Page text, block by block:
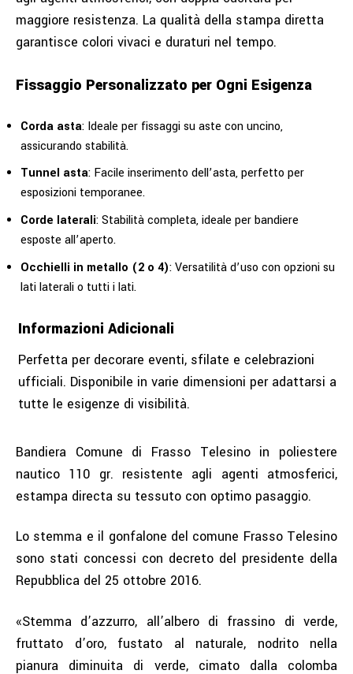
maggiore resistenza. La qualità della stampa diretta
garantisce colori vivaci e duraturi nel tempo.
Fissaggio Personalizzato per Ogni Esigenza
Corda asta: Ideale per fissaggi su aste con uncino,
assicurando stabilità.
Tunnel asta: Facile inserimento dell’asta, perfetto per
esposizioni temporanee.
Corde laterali: Stabilità completa, ideale per bandiere
esposte all’aperto.
Occhielli in metallo (2 o 4): Versatilità d’uso con opzioni su
lati laterali o tutti i lati.
Informazioni Adicionali
Perfetta per decorare eventi, sfilate e celebrazioni
ufficiali. Disponibile in varie dimensioni per adattarsi a
tutte le esigenze di visibilità.
Bandiera Comune di Frasso Telesino in poliestere
nautico 110 gr. resistente agli agenti atmosferici,
estampa directa su tessuto con optimo pasaggio.
Lo stemma e il gonfalone del comune Frasso Telesino
sono stati concessi con decreto del presidente della
Repubblica del 25 ottobre 2016.
«Stemma d’azzurro, all’albero di frassino di verde,
fruttato d’oro, fustato al naturale, nodrito nella
pianura diminuita di verde, cimato dalla colomba